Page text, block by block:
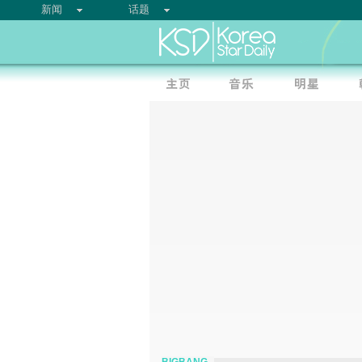
新闻 话题